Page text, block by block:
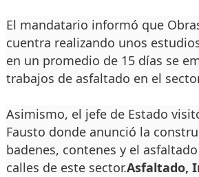
El mandatario informó que
cuentra realizando unos
en un promedio de 15 días se
trabajos de asfal­tado en el
Asimismo, el jefe de Es­tado
Fausto donde anunció la
ba­denes, contenes y el
calles de es­te sector.Asfaltado,